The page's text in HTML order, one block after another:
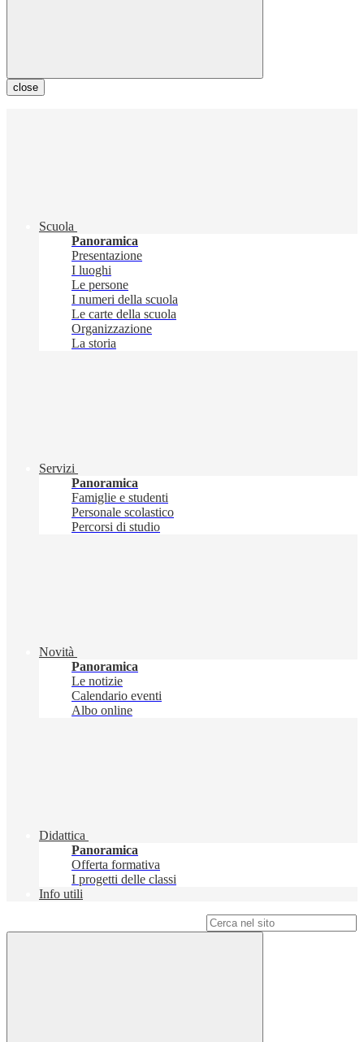
close
Scuola
Panoramica
Presentazione
I luoghi
Le persone
I numeri della scuola
Le carte della scuola
Organizzazione
La storia
Servizi
Panoramica
Famiglie e studenti
Personale scolastico
Percorsi di studio
Novità
Panoramica
Le notizie
Calendario eventi
Albo online
Didattica
Panoramica
Offerta formativa
I progetti delle classi
Info utili